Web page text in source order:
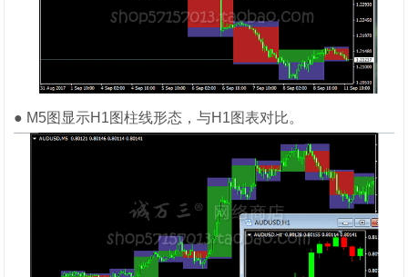
● M5图显示H1图柱线形态，与H1图表对比。